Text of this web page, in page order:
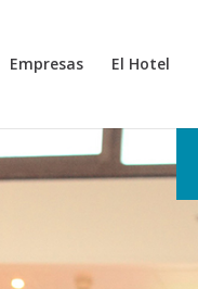
Empresas El Hotel